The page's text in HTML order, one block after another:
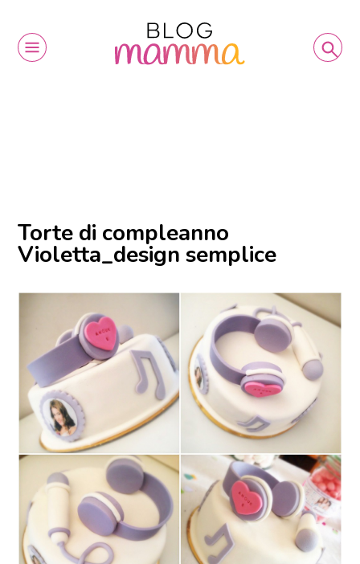
Torte di compleanno
Violetta_design semplice